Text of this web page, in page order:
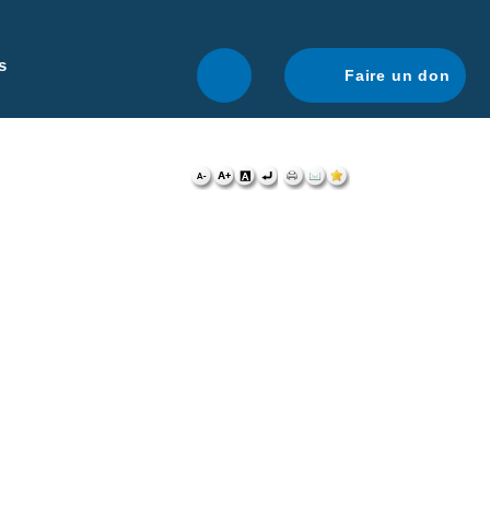
navigation optimale.
Faire un don